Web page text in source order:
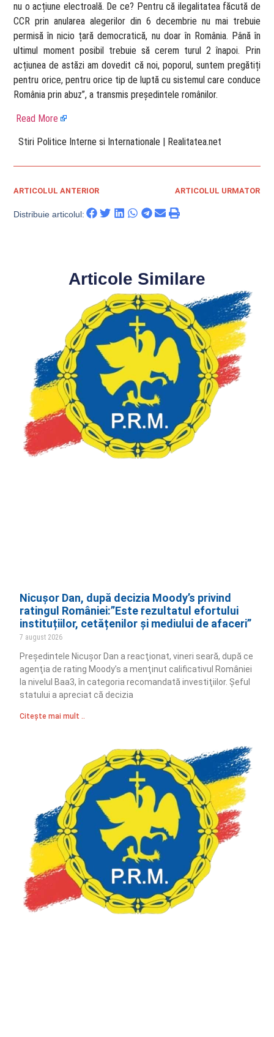
nu o acțiune electroală. De ce? Pentru că ilegalitatea făcută de
CCR prin anularea alegerilor din 6 decembrie nu mai trebuie
permisă în nicio țară democratică, nu doar în România. Până în
ultimul moment posibil trebuie să cerem turul 2 înapoi. Prin
acțiunea de astăzi am dovedit că noi, poporul, suntem pregătiți
pentru orice, pentru orice tip de luptă cu sistemul care conduce
România prin abuz”, a transmis președintele românilor.
Read More
​ Stiri Politice Interne si Internationale | Realitatea.net
ARTICOLUL ANTERIOR ARTICOLUL URMATOR
Distribuie articolul:
Articole Similare
Nicușor Dan, după decizia Moody’s privind
ratingul României:”Este rezultatul efortului
instituțiilor, cetățenilor și mediului de afaceri”
7 august 2026
Preşedintele Nicuşor Dan a reacţionat, vineri seară, după ce
agenţia de rating Moody’s a menţinut calificativul României
la nivelul Baa3, în categoria recomandată investiţiilor. Şeful
statului a apreciat că decizia
Citește mai mult ..